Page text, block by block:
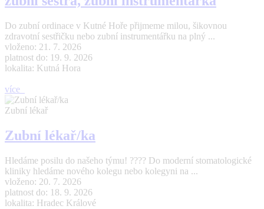
Do zubní ordinace v Kutné Hoře přijmeme milou, šikovnou
zdravotní sestřičku nebo zubní instrumentářku na plný ...
vloženo: 21. 7. 2026
platnost do: 19. 9. 2026
lokalita: Kutná Hora
více
Zubní lékař
Zubní lékař/ka
Hledáme posilu do našeho týmu! ???? Do moderní stomatologické
kliniky hledáme nového kolegu nebo kolegyni na ...
vloženo: 20. 7. 2026
platnost do: 18. 9. 2026
lokalita: Hradec Králové